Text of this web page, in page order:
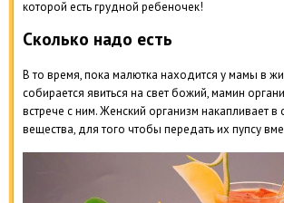
которой есть грудной ребеночек!
Сколько надо есть
В то время, пока малютка находится у мамы в
собирается явиться на свет божий, мамин
встрече с ним. Женский организм накапливает в
вещества, для того чтобы передать их пупсу